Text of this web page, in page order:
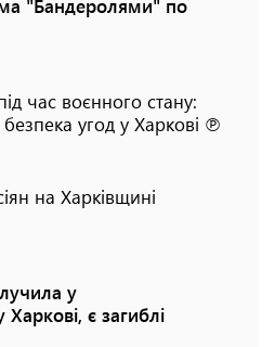
"Бандеролями" по
час воєнного стану:
угод у Харкові ℗
на Харківщині
у
Харкові, є загиблі